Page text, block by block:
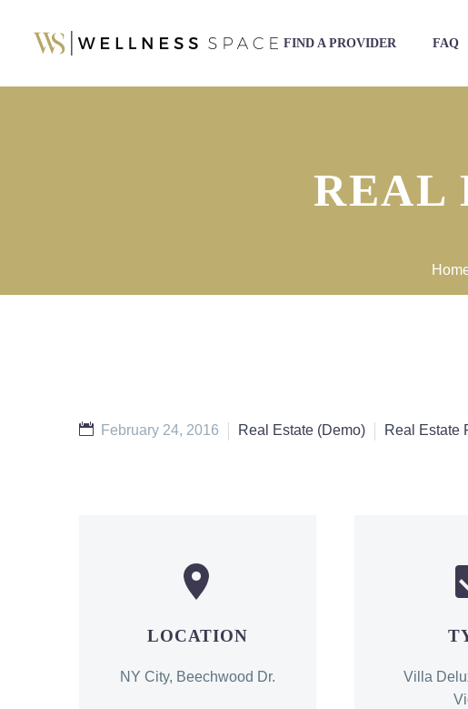
FIND A PROVIDER FAQ
REAL
February 24, 2016 Real Estate (Demo) Real Estate


LOCATION
NY City, Beechwood Dr.
Villa